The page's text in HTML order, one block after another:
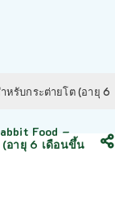
หรับกระต่ายโต (อายุ 6
Food –
(อายุ 6 เดือนขึ้น